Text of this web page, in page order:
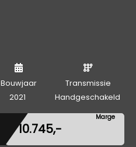
Bouwjaar
2021
Transmissie
Handgeschakeld
€ 10.745,-
Marge